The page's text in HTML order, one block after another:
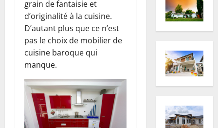
grain de fantaisie et
d’originalité à la cuisine.
D’autant plus que ce n’est
pas le choix de mobilier de
cuisine baroque qui
manque.